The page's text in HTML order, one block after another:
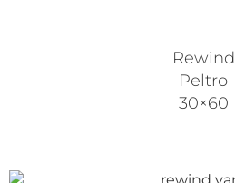
Rewind
Peltro
30×60